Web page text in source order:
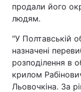
продали його
людям.
"У Полтавській
назначені
розподілення в
крилом
Льовочкіна. За